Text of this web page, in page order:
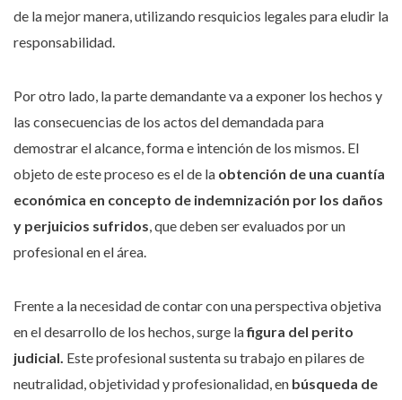
de la mejor manera, utilizando resquicios legales para eludir la
responsabilidad.
Por otro lado, la parte demandante va a exponer los hechos y
las consecuencias de los actos del demandada para
demostrar el alcance, forma e intención de los mismos. El
objeto de este proceso es el de la obtención de una cuantía
económica en concepto de indemnización por los daños
y perjuicios sufridos, que deben ser evaluados por un
profesional en el área.
Frente a la necesidad de contar con una perspectiva objetiva
en el desarrollo de los hechos, surge lafigura del perito
judicial. Este profesional sustenta su trabajo en pilares de
neutralidad, objetividad y profesionalidad, en búsqueda de